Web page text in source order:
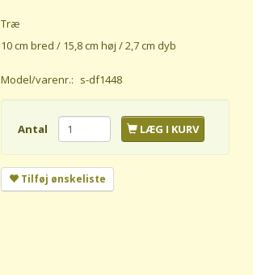
Træ
10 cm bred / 15,8 cm høj / 2,7 cm dyb
Model/varenr.: s-df1448
Antal LÆG I KURV
Tilføj ønskeliste